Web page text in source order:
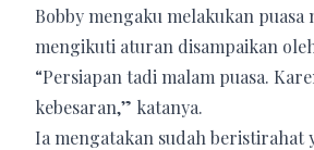
Bobby mengaku melakukan
mengikuti aturan disampaikan
“Persiapan tadi malam puasa.
kebesaran,” katanya.
Ia mengatakan sudah beristirahat